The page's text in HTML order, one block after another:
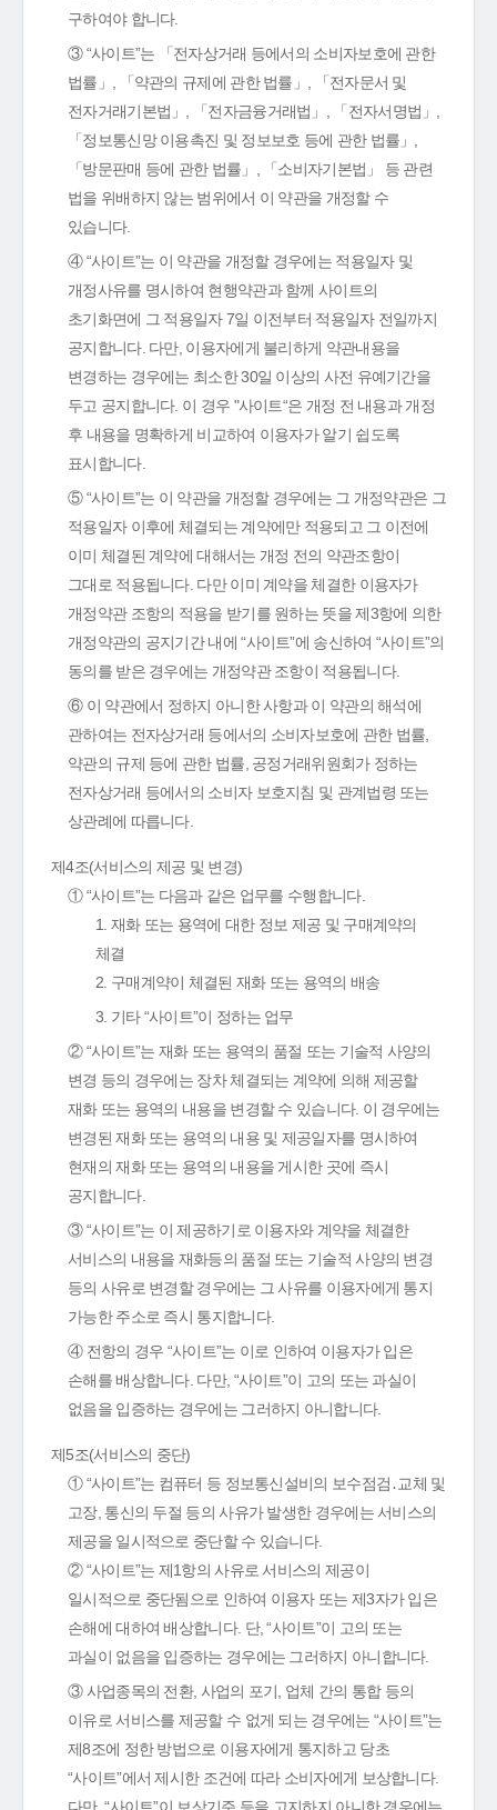
구하여야 합니다.
③ “사이트”는 「전자상거래 등에서의 소비자보호에 관한
법률」, 「약관의 규제에 관한 법률」, 「전자문서 및
전자거래기본법」, 「전자금융거래법」, 「전자서명법」,
「정보통신망 이용촉진 및 정보보호 등에 관한 법률」,
「방문판매 등에 관한 법률」, 「소비자기본법」 등 관련
법을 위배하지 않는 범위에서 이 약관을 개정할 수
있습니다.
④ “사이트”는 이 약관을 개정할 경우에는 적용일자 및
개정사유를 명시하여 현행약관과 함께 사이트의
초기화면에 그 적용일자 7일 이전부터 적용일자 전일까지
공지합니다. 다만, 이용자에게 불리하게 약관내용을
변경하는 경우에는 최소한 30일 이상의 사전 유예기간을
두고 공지합니다. 이 경우 "사이트“은 개정 전 내용과 개정
후 내용을 명확하게 비교하여 이용자가 알기 쉽도록
표시합니다.
⑤ “사이트”는 이 약관을 개정할 경우에는 그 개정약관은 그
적용일자 이후에 체결되는 계약에만 적용되고 그 이전에
이미 체결된 계약에 대해서는 개정 전의 약관조항이
그대로 적용됩니다. 다만 이미 계약을 체결한 이용자가
개정약관 조항의 적용을 받기를 원하는 뜻을 제3항에 의한
개정약관의 공지기간 내에 “사이트”에 송신하여 “사이트”의
동의를 받은 경우에는 개정약관 조항이 적용됩니다.
⑥ 이 약관에서 정하지 아니한 사항과 이 약관의 해석에
관하여는 전자상거래 등에서의 소비자보호에 관한 법률,
약관의 규제 등에 관한 법률, 공정거래위원회가 정하는
전자상거래 등에서의 소비자 보호지침 및 관계법령 또는
상관례에 따릅니다.
제4조(서비스의 제공 및 변경)
① “사이트”는 다음과 같은 업무를 수행합니다.
1. 재화 또는 용역에 대한 정보 제공 및 구매계약의
체결
2. 구매계약이 체결된 재화 또는 용역의 배송
3. 기타 “사이트”이 정하는 업무
② “사이트”는 재화 또는 용역의 품절 또는 기술적 사양의
변경 등의 경우에는 장차 체결되는 계약에 의해 제공할
재화 또는 용역의 내용을 변경할 수 있습니다. 이 경우에는
변경된 재화 또는 용역의 내용 및 제공일자를 명시하여
현재의 재화 또는 용역의 내용을 게시한 곳에 즉시
공지합니다.
③ “사이트”는 이 제공하기로 이용자와 계약을 체결한
서비스의 내용을 재화등의 품절 또는 기술적 사양의 변경
등의 사유로 변경할 경우에는 그 사유를 이용자에게 통지
가능한 주소로 즉시 통지합니다.
④ 전항의 경우 “사이트”는 이로 인하여 이용자가 입은
손해를 배상합니다. 다만, “사이트”이 고의 또는 과실이
없음을 입증하는 경우에는 그러하지 아니합니다.
제5조(서비스의 중단)
① “사이트”는 컴퓨터 등 정보통신설비의 보수점검․교체 및
고장, 통신의 두절 등의 사유가 발생한 경우에는 서비스의
제공을 일시적으로 중단할 수 있습니다.
② “사이트”는 제1항의 사유로 서비스의 제공이
일시적으로 중단됨으로 인하여 이용자 또는 제3자가 입은
손해에 대하여 배상합니다. 단, “사이트”이 고의 또는
과실이 없음을 입증하는 경우에는 그러하지 아니합니다.
③ 사업종목의 전환, 사업의 포기, 업체 간의 통합 등의
이유로 서비스를 제공할 수 없게 되는 경우에는 “사이트”는
제8조에 정한 방법으로 이용자에게 통지하고 당초
“사이트”에서 제시한 조건에 따라 소비자에게 보상합니다.